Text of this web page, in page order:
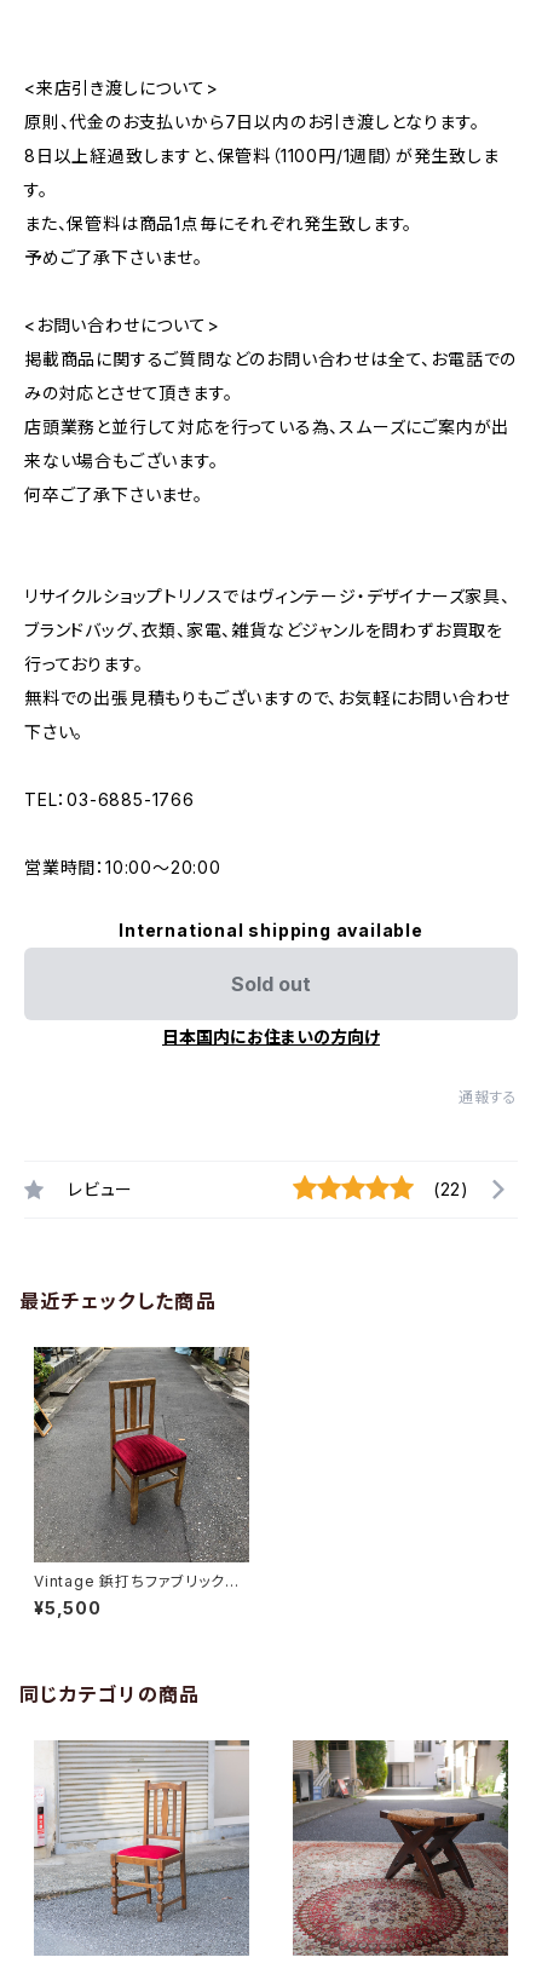
<来店引き渡しについて>
原則、代金のお支払いから7日以内のお引き渡しとなります。
8日以上経過致しますと、保管料（1100円/1週間）が発生致しま
す。
また、保管料は商品1点毎にそれぞれ発生致します。
予めご了承下さいませ。
<お問い合わせについて>
掲載商品に関するご質問などのお問い合わせは全て、お電話での
みの対応とさせて頂きます。
店頭業務と並行して対応を行っている為、スムーズにご案内が出
来ない場合もございます。
何卒ご了承下さいませ。
リサイクルショップトリノスではヴィンテージ・デザイナーズ家具、
ブランドバッグ、衣類、家電、雑貨などジャンルを問わずお買取を
行っております。
無料での出張見積もりもございますので、お気軽にお問い合わせ
下さい。
TEL：03-6885-1766
営業時間：10:00〜20:00
International shipping available
Sold out
日本国内にお住まいの方向け
通報する
レビュー (22)
最近チェックした商品
Vintage 鋲打ちファブリックチ
ェア
¥5,500
同じカテゴリの商品